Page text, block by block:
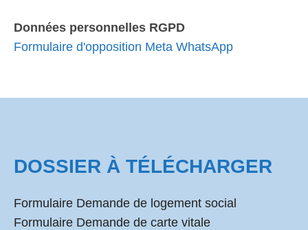
Données personnelles RGPD
Formulaire d'opposition Meta WhatsApp
DOSSIER À TÉLÉCHARGER
Formulaire Demande de logement social
Formulaire Demande de carte vitale